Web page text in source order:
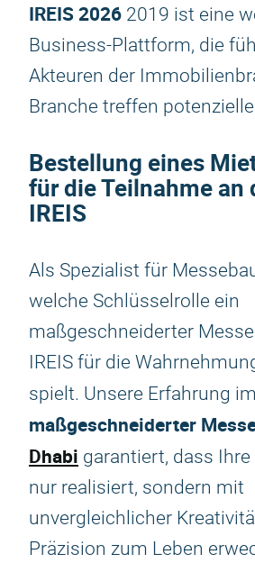
IREIS 2026 2019 ist eine
Business-Plattform, die
Akteuren der
Branche treffen
Bestellung eines
für die Teilnahme an
IREIS
Als Spezialist für
welche Schlüsselrolle ein
maßgeschneiderter
IREIS für die
spielt. Unsere Erfahrung im
maßgeschneiderter
Dhabi garantiert, dass
nur realisiert, sondern mit
unvergleichlicher
Präzision zum Leben